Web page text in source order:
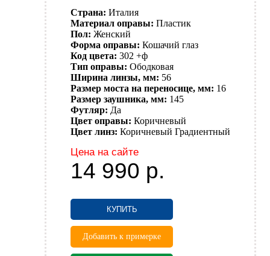
Страна: Италия
Материал оправы: Пластик
Пол: Женский
Форма оправы: Кошачий глаз
Код цвета: 302 +ф
Тип оправы: Ободковая
Ширина линзы, мм: 56
Размер моста на переносице, мм: 16
Размер заушника, мм: 145
Футляр: Да
Цвет оправы: Коричневый
Цвет линз: Коричневый Градиентный
Цена на сайте
14 990 р.
КУПИТЬ
Добавить к примерке